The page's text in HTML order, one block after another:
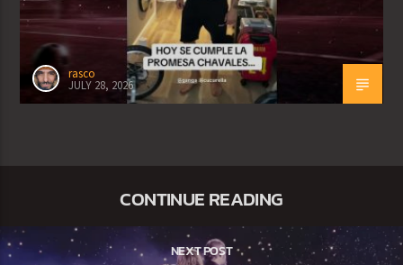
rasco
JULY 28, 2026
CONTINUE READING
NEXT POST